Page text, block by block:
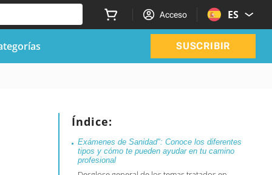
Acceso ES
SUSCRIBIR
Índice:
Exámenes de Sanidad": Conoce los diferentes
tipos y cómo te pueden ayudar en tu camino
profesional